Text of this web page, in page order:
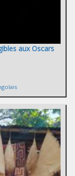
aux Oscars